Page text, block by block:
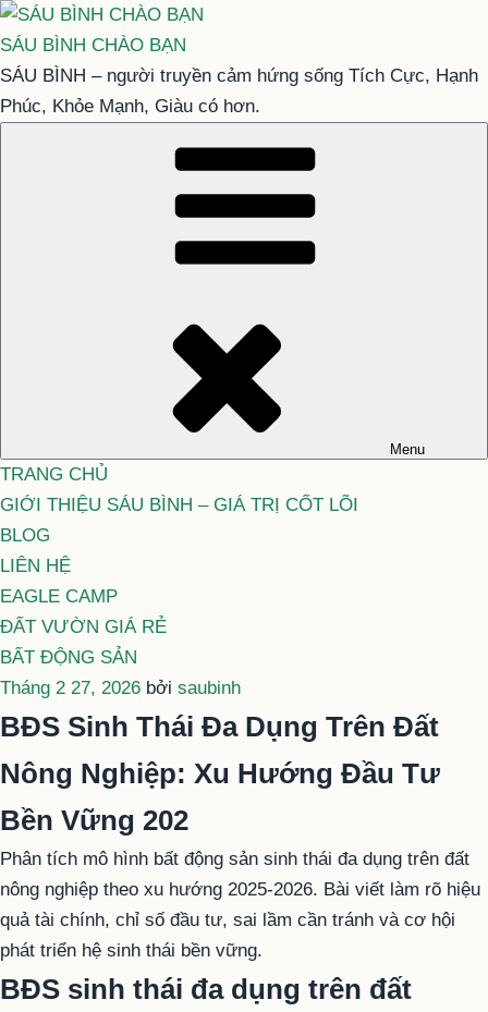
Chuyển
đến
phần
nội
SÁU BÌNH CHÀO BẠN
SÁU BÌNH – người truyền cảm hứng sống Tích Cực, Hạnh
Phúc, Khỏe Mạnh, Giàu có hơn.
Menu
TRANG CHỦ
GIỚI THIỆU SÁU BÌNH – GIÁ TRỊ CỐT LÕI
BLOG
LIÊN HỆ
EAGLE CAMP
ĐẤT VƯỜN GIÁ RẺ
BẤT ĐỘNG SẢN
Đăng
trong
Tháng 2 27, 2026 bởi saubinh
BĐS Sinh Thái Đa Dụng Trên Đất
Nông Nghiệp: Xu Hướng Đầu Tư
Bền Vững 202
Phân tích mô hình bất động sản sinh thái đa dụng trên đất
nông nghiệp theo xu hướng 2025-2026. Bài viết làm rõ hiệu
quả tài chính, chỉ số đầu tư, sai lầm cần tránh và cơ hội
phát triển hệ sinh thái bền vững.
BĐS sinh thái đa dụng trên đất